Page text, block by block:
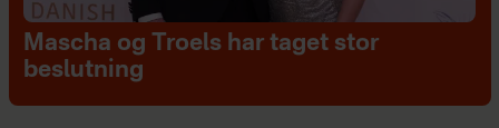
Mascha og Troels har taget stor
beslutning